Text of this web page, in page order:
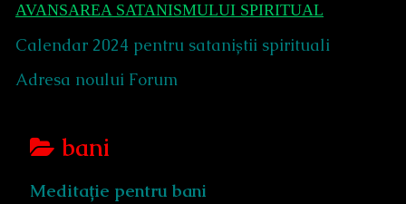
AVANSAREA SATANISMULUI SPIRITUAL
Calendar 2024 pentru sataniștii spirituali
Adresa noului Forum
Posts
categoriezed
bani
Meditație pentru bani